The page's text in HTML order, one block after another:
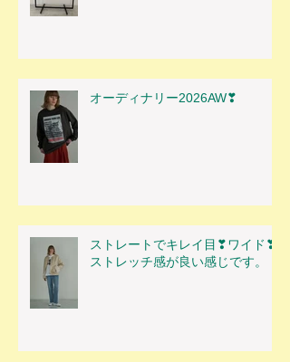
オーディナリー2026AW❣
ストレートでキレイ目❣ワイド❣
ストレッチ感が良い感じです。